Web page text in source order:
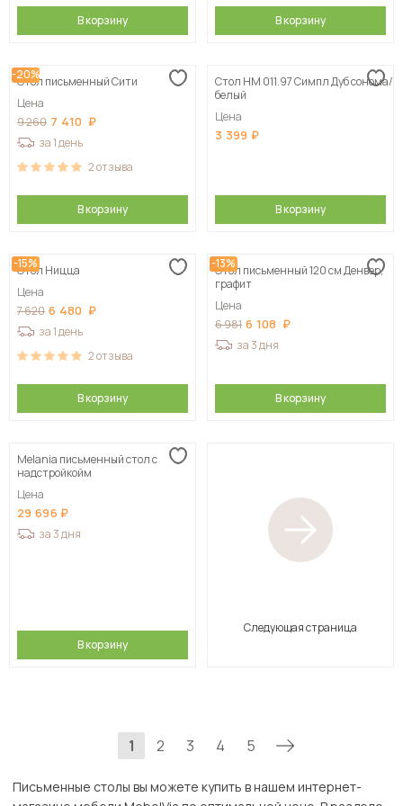
В корзину В корзину
-20%
Стол письменный Сити
Цена
9 260 7 410
за 1 день
2отзыва
В корзину
Стол НМ 011.97 Симпл Дуб сонома/
белый
Цена
3 399
В корзину
-15%
Стол Ницца
Цена
7 620 6 480
за 1 день
2отзыва
В корзину
-13%
Стол письменный 120 см Денвер,
графит
Цена
6 981 6 108
за 3 дня
В корзину
Melania письменный стол с
надстройкойм
Цена
29 696
за 3 дня
В корзину
Следующая страница
1 2 3 4 5
Письменные столы вы можете купить в нашем интернет-